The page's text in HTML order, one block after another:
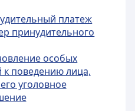
платеж
принудительного
особых
к поведению лица,
уголовное